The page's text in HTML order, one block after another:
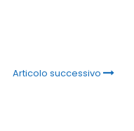
Articolo successivo